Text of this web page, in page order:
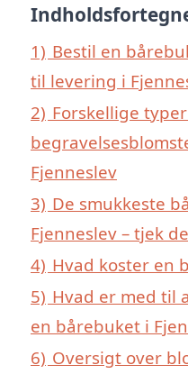
1) Bestil en
til levering i
2) Forskellige
Fjenneslev
3) De smukkeste
Fjenneslev – tjek
4) Hvad koster en
5) Hvad er med til
en bårebuket i
6) Oversigt over